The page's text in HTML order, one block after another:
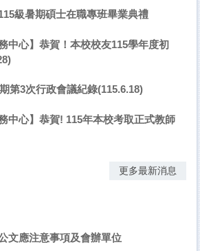
級暑期碩士在職專班畢業典禮
中心】恭賀！本校校友115學年度初
第3次行政會議紀錄(115.6.18)
中心】恭賀! 115年本校考取正式教師
更多最新消息
文應注意事項及會辦單位